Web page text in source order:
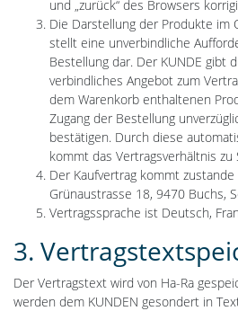
und „zurück“ des Browsers
Die Darstellung der Produkte im
stellt eine unverbindliche
Bestellung dar. Der KUNDE gibt
verbindliches Angebot zum
dem Warenkorb enthaltenen
Zugang der Bestellung
bestätigen. Durch diese
kommt das Vertragsverhältnis zu
Der Kaufvertrag kommt
Grünaustrasse 18, 9470 Buchs,
Vertragssprache ist Deutsch,
3.
Der Vertragstext wird von Ha-Ra
werden dem KUNDEN gesondert in